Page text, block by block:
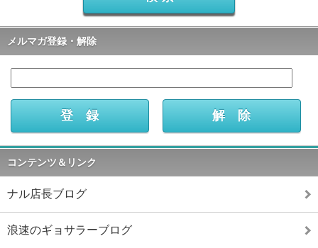
メルマガ登録・解除
コンテンツ＆リンク
ナル店長ブログ
浪速のギョサラーブログ